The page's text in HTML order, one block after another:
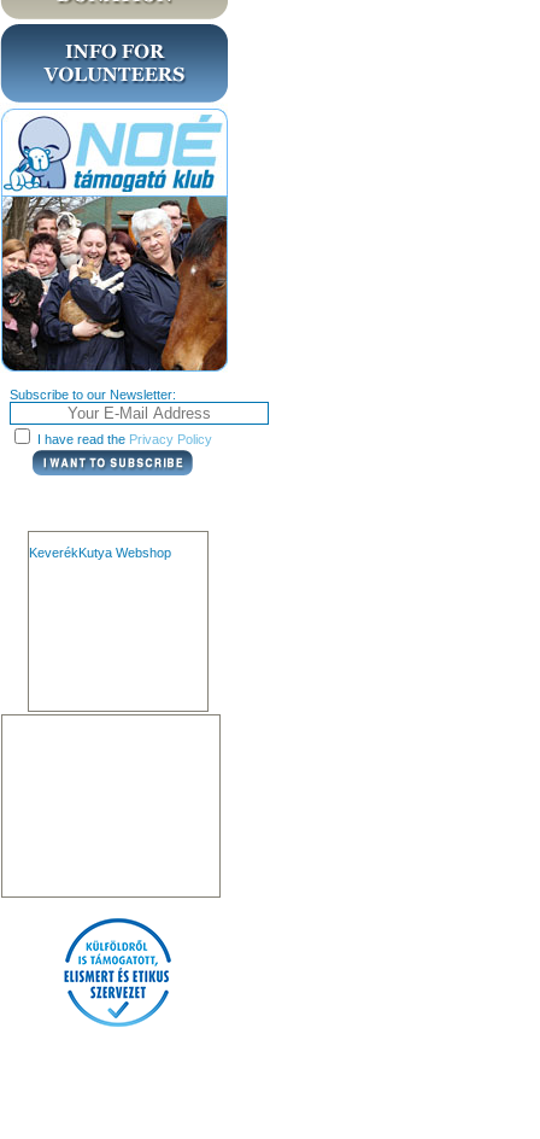
Subscribe to our Newsletter:
I have read the Privacy Policy
KeverékKutya Webshop